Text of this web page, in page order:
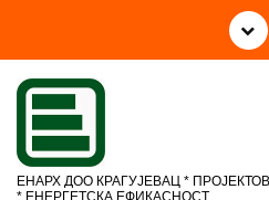
о
ЕНАРХ ДОО КРАГУЈЕВАЦ *
* ЕНЕРГЕТСКА ЕФИКАСНОСТ